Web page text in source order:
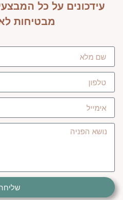
עידכונים על כל
מבטיחות